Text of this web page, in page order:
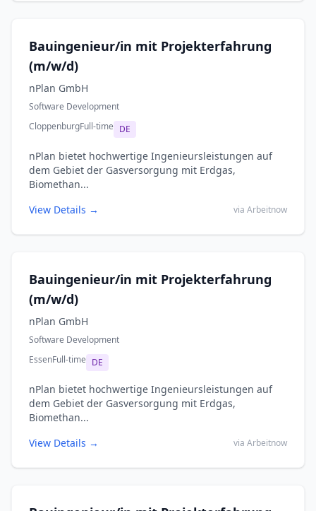
Bauingenieur/in mit Projekterfahrung
(m/w/d)
nPlan GmbH
Software Development
CloppenburgFull-time DE
nPlan bietet hochwertige Ingenieursleistungen auf
dem Gebiet der Gasversorgung mit Erdgas,
Biomethan...
View Details →
via Arbeitnow
Bauingenieur/in mit Projekterfahrung
(m/w/d)
nPlan GmbH
Software Development
EssenFull-time DE
nPlan bietet hochwertige Ingenieursleistungen auf
dem Gebiet der Gasversorgung mit Erdgas,
Biomethan...
View Details →
via Arbeitnow